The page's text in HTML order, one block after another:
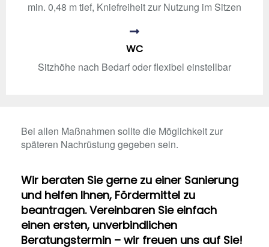
min. 0,48 m tief, Kniefreiheit zur Nutzung im Sitzen
WC
Sitzhöhe nach Bedarf oder flexibel einstellbar
Bei allen Maßnahmen sollte die Möglichkeit zur
späteren Nachrüstung gegeben sein.
Wir beraten Sie gerne zu einer Sanierung
und helfen Ihnen, Fördermittel zu
beantragen. Vereinbaren Sie einfach
einen ersten, unverbindlichen
Beratungstermin – wir freuen uns auf Sie!